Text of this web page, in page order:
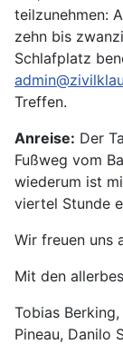
teilzunehmen:
zehn bis
Schlafplatz
Treffen.
Anreise: Der
Fußweg vom
wiederum ist
viertel Stunde
Wir freuen uns
Mit den
Tobias
Pineau, Danilo